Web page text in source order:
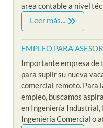
area contable a nivel
Leer más...
EMPLEO PARA
Importante empresa de
para suplir su nueva
comercial remoto. Para
empleo, buscamos
en Ingeniería Industrial,
Ingeniería Comercial o